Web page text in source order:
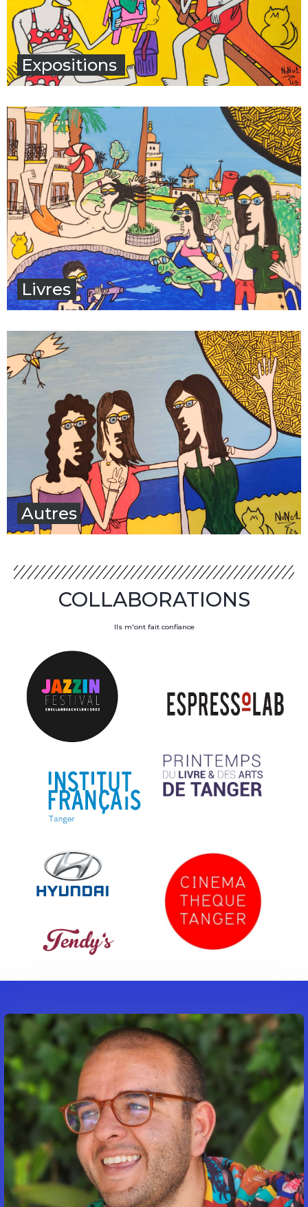
Expositions
Livres
Autres
COLLABORATIONS
Ils m'ont fait confiance